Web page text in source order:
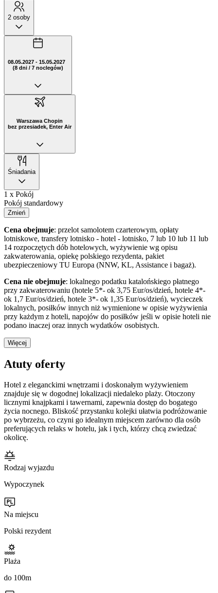
2 osoby
08.05.2027 - 15.05.2027
(8 dni / 7 noclegów)
Warszawa Chopin
bez przesiadek, Enter Air
Śniadania
1 x Pokój
Pokój standardowy
Zmień
Cena obejmuje: przelot samolotem czarterowym, opłaty
lotniskowe, transfery lotnisko - hotel - lotnisko, 7 lub 10 lub 11 lub
14 rozpoczętych dób hotelowych, wyżywienie wg opisu
zakwaterowania, opiekę polskiego rezydenta, pakiet
ubezpieczeniowy TU Europa (NNW, KL, Assistance i bagaż).
Cena nie obejmuje: lokalnego podatku katalońskiego płatnego
przy zakwaterowaniu (hotele 5*- ok 3,75 Eur/os/dzień, hotele 4*-
ok 1,7 Eur/os/dzień, hotele 3*- ok 1,35 Eur/os/dzień), wycieczek
lokalnych, posiłków innych niż wymienione w opisie wyżywienia
przy każdym z hoteli, napojów do posiłków jeśli w opisie hoteli nie
podano inaczej oraz innych wydatków osobistych.
Więcej
Atuty oferty
Hotel z eleganckimi wnętrzami i doskonałym wyżywieniem
znajduje się w dogodnej lokalizacji niedaleko plaży. Otoczony
licznymi knajpkami i tawernami, zapewnia dostęp do bogatego
życia nocnego. Bliskość przystanku kolejki ułatwia podróżowanie
po wybrzeżu, co czyni go idealnym miejscem zarówno dla osób
preferujących relaks w hotelu, jak i tych, którzy chcą zwiedzać
okolicę.
Rodzaj wyjazdu
Wypoczynek
Na miejscu
Polski rezydent
Plaża
do 100m